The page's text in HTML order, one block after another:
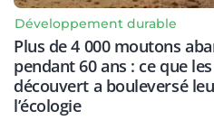
Développement durable
Plus de 4 000 moutons
pendant 60 ans : ce que
découvert a bouleversé
l’écologie